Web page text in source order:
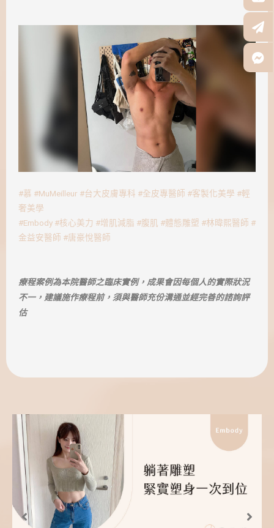
#慕 #MuMeilleur #台大皮膚專科 #全皮專醫師 #客製化美學 #輕
奢美學
#Embody #核心美力 #增肌減脂 #腹肌 #體態雕塑 #林暐熙醫師 #
金益安醫師 #唐豪悅醫師
療程案例為本院醫師之臨床實例，成果會因每個人的實際狀況
不一，建議施作療程前，須與醫師充份溝通並經完善的諮詢評
估